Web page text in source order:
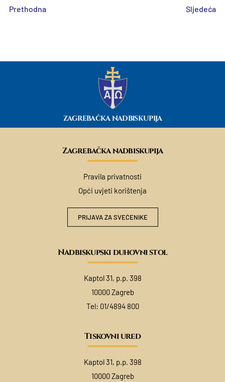
Prethodna Sljedeća
ZAGREBAČKA NADBISKUPIJA
Zagrebačka nadbiskupija
Pravila privatnosti
Opći uvjeti korištenja
PRIJAVA ZA SVEĆENIKE
Nadbiskupski duhovni stol
Kaptol 31, p.p. 398
10000 Zagreb
Tel: 01/4894 800
Tiskovni ured
Kaptol 31, p.p. 398
10000 Zagreb